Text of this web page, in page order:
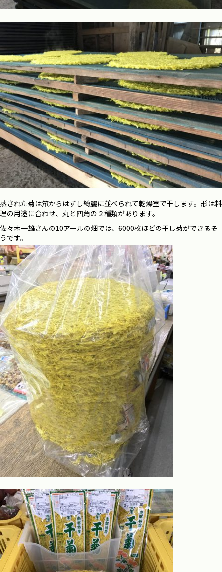
蒸された菊は笊からはずし綺麗に並べられて乾燥室で干します。形は料
理の用途に合わせ、丸と四角の２種類があります。
佐々木一雄さんの10アールの畑では、6000枚ほどの干し菊ができるそ
うです。